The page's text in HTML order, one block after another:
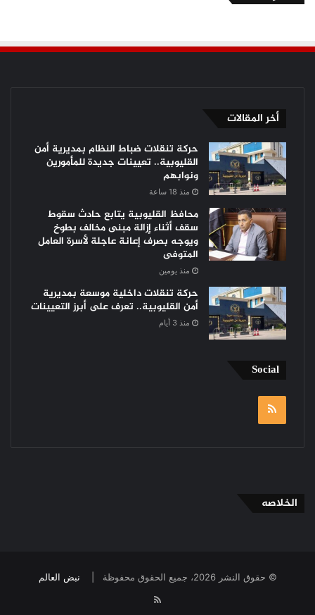
أخر المقالات
حركة تنقلات ضباط النظام بمديرية أمن
القليوبية.. تعيينات جديدة للمأمورين
ونوابهم
منذ 18 ساعة
محافظ القليوبية يتابع حادث سقوط
سقف أثناء إزالة مبنى مخالف بطوخ
ويوجه بصرف إعانة عاجلة لأسرة العامل
المتوفى
منذ يومين
حركة تنقلات داخلية موسعة بمديرية
أمن القليوبية.. تعرف على أبرز التعيينات
منذ 3 أيام
Social
RSS
الخلاصه
© حقوق النشر 2026، جميع الحقوق محفوظة |
نبض العالم
RSS